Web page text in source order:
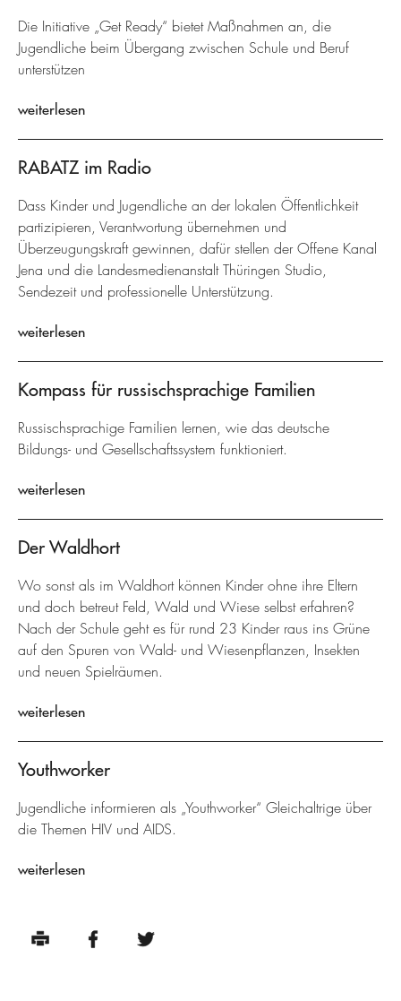
Die Initiative „Get Ready“ bietet Maßnahmen an, die
Jugendliche beim Übergang zwischen Schule und Beruf
unterstützen
weiterlesen
RABATZ im Radio
Dass Kinder und Jugendliche an der lokalen Öffentlichkeit
partizipieren, Verantwortung übernehmen und
Überzeugungskraft gewinnen, dafür stellen der Offene Kanal
Jena und die Landesmedienanstalt Thüringen Studio,
Sendezeit und professionelle Unterstützung.
weiterlesen
Kompass für russischsprachige Familien
Russischsprachige Familien lernen, wie das deutsche
Bildungs- und Gesellschaftssystem funktioniert.
weiterlesen
Der Waldhort
Wo sonst als im Waldhort können Kinder ohne ihre Eltern
und doch betreut Feld, Wald und Wiese selbst erfahren?
Nach der Schule geht es für rund 23 Kinder raus ins Grüne
auf den Spuren von Wald- und Wiesenpflanzen, Insekten
und neuen Spielräumen.
weiterlesen
Youthworker
Jugendliche informieren als „Youthworker“ Gleichaltrige über
die Themen HIV und AIDS.
weiterlesen